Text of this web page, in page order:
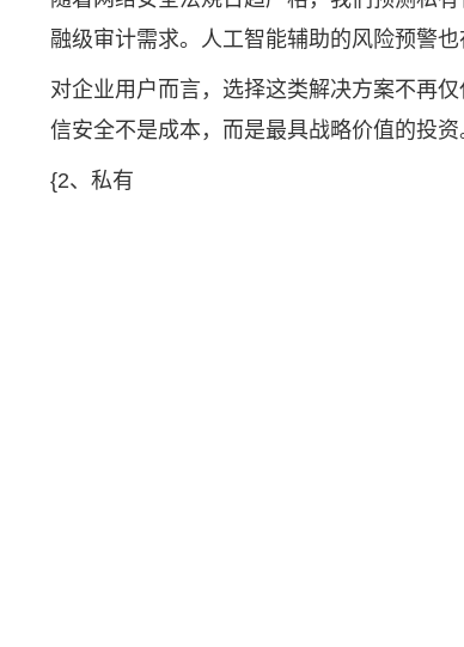
融级审计需求。人工智能辅助的风险预警
对企业用户而言，选择这类解决方案不再
信安全不是成本，而是最具战略价值的投资
{2、私有